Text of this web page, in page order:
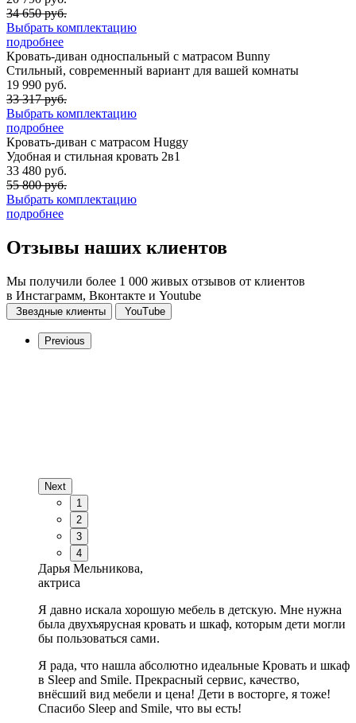
34 650 руб.
Выбрать комплектацию
подробнее
Кровать-диван односпальный с матрасом Bunny
Стильный, современный вариант для вашей комнаты
19 990 руб.
33 317 руб.
Выбрать комплектацию
подробнее
Кровать-диван с матрасом Huggy
Удобная и стильная кровать 2в1
33 480 руб.
55 800 руб.
Выбрать комплектацию
подробнее
Отзывы наших клиентов
Мы получили более 1 000 живых отзывов от клиентов
в Инстаграмм, Вконтакте и Youtube
Звездные клиенты YouTube
Previous
Next
1
2
3
4
Дарья Мельникова,
актриса
Я давно искала хорошую мебель в детскую. Мне нужна
была двухъярусная кровать и шкаф, которым дети могли
бы пользоваться сами.
Я рада, что нашла абсолютно идеальные Кровать и шкаф
в Sleep and Smile. Прекрасный сервис, качество,
внёсший вид мебели и цена! Дети в восторге, я тоже!
Спасибо Sleep and Smile, что вы есть!